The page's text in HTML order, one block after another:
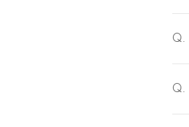
Q.
Q.